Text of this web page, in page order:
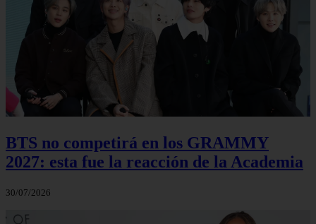
BTS no competirá en los GRAMMY
2027: esta fue la reacción de la Academia
30/07/2026